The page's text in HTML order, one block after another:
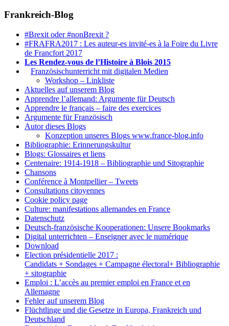
Frankreich-Blog
#Brexit oder #nonBrexit ?
#FRAFRA2017 : Les auteur-es invité-es à la Foire du Livre
de Francfort 2017
Les Rendez-vous de l’Histoire à Blois 2015
Französischunterricht mit digitalen Medien
Workshop – Linkliste
Aktuelles auf unserem Blog
Apprendre l’allemand: Argumente für Deutsch
Apprendre le français – faire des exercices
Argumente für Französisch
Autor dieses Blogs
Konzeption unseres Blogs www.france-blog.info
Bibliographie: Erinnerungskultur
Blogs: Glossaires et liens
Centenaire: 1914-1918 – Bibliographie und Sitographie
Chansons
Conférence à Montpellier – Tweets
Consultations citoyennes
Cookie policy page
Culture: manifestations allemandes en France
Datenschutz
Deutsch-französische Kooperationen: Unsere Bookmarks
Digital unterrichten – Enseigner avec le numérique
Download
Election présidentielle 2017 :
Candidats + Sondages + Campagne électoral+ Bibliographie
+ sitographie
Emploi : L’accès au premier emploi en France et en
Allemagne
Fehler auf unserem Blog
Flüchtlinge und die Gesetze in Europa, Frankreich und
Deutschland